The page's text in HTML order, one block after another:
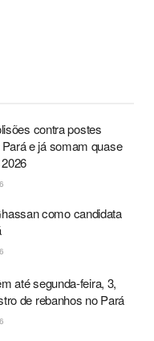
contra postes
e já somam quase
como candidata
até segunda-feira, 3,
de rebanhos no Pará